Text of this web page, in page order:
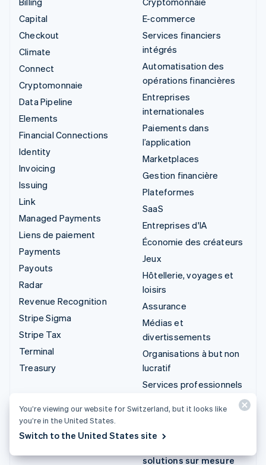
Capital
Checkout
Climate
Connect
Cryptomonnaie
Data Pipeline
Elements
Financial Connections
Identity
Invoicing
Issuing
Link
Managed Payments
Liens de paiement
Payments
Payouts
Radar
Revenue Recognition
Stripe Sigma
Stripe Tax
Terminal
Treasury
E-commerce
Services financiers
intégrés
Automatisation des
opérations financières
Entreprises
internationales
Paiements dans
l’application
Marketplaces
Gestion financière
Plateformes
SaaS
Entreprises d'IA
Économie des créateurs
Jeux
Hôtellerie, voyages et
loisirs
Assurance
Médias et
divertissements
Organisations à but non
lucratif
Services professionnels
solutions sur mesure
You’re viewing our website for Switzerland, but it looks like
you’re in the United States.
Switch to the United States site